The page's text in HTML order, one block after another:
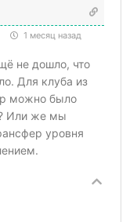
1 месяц назад
не дошло, что
Для клуба из
можно было
Или же мы
уровня